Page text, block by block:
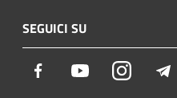
SEGUICI SU
Facebook YoutubeInstagram